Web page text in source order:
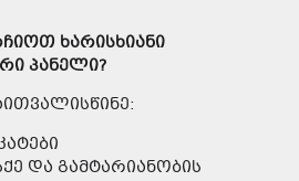
ხარისხიანი
პანელი?
და გამტარიანობის